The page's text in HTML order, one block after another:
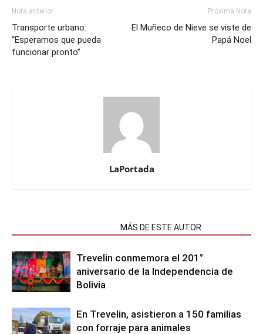
Nota anterior
Transporte urbano:
“Esperamos que pueda
funcionar pronto”
Próxima Nota
El Muñeco de Nieve se viste de
Papá Noel
LaPortada
MÁS DE ESTE AUTOR
Trevelin conmemora el 201°
aniversario de la Independencia de
Bolivia
En Trevelin, asistieron a 150 familias
con forraje para animales